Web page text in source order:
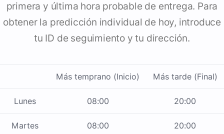
primera y última hora probable de entrega. Para
obtener la predicción individual de hoy, introduce
tu ID de seguimiento y tu dirección.
Más temprano (Inicio) Más tarde (Final)
Lunes 08:00 20:00
Martes 08:00 20:00